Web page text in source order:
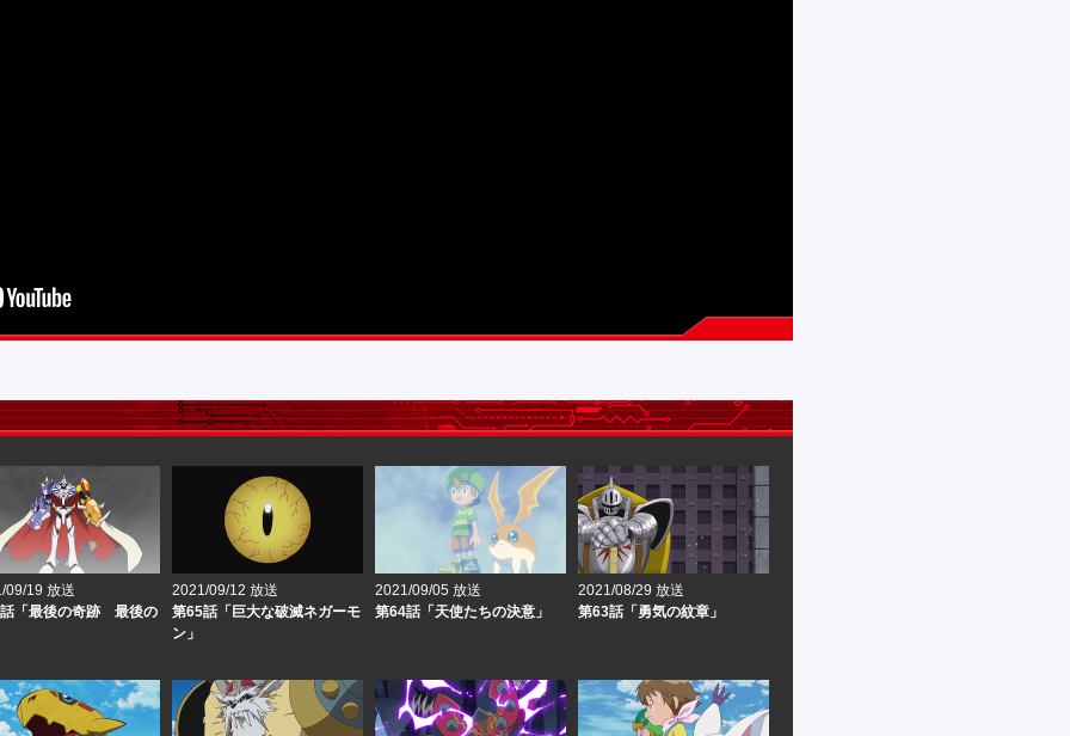
09/19 放送
「最後の奇跡 最後の
2021/09/12 放送
第65話「巨大な破滅ネガーモ
ン」
2021/09/05 放送
第64話「天使たちの決意」
2021/08/29 放送
第63話「勇気の紋章」